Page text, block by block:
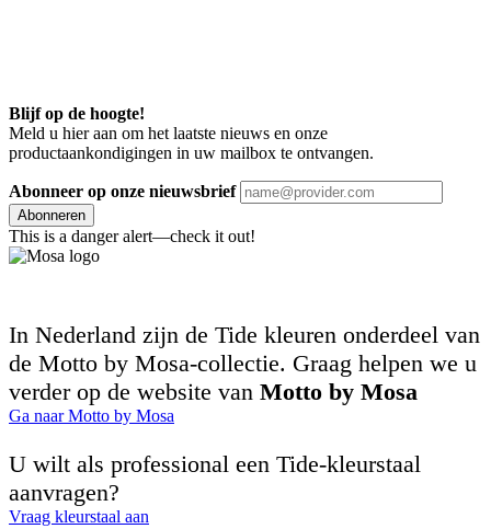
Blijf op de hoogte!
Meld u hier aan om het laatste nieuws en onze
productaankondigingen in uw mailbox te ontvangen.
Abonneer op onze nieuwsbrief
Abonneren
This is a danger alert—check it out!
In Nederland zijn de Tide kleuren onderdeel van
de Motto by Mosa-collectie. Graag helpen we u
verder op de website van Motto by Mosa
Ga naar Motto by Mosa
U wilt als professional een Tide-kleurstaal
aanvragen?
Vraag kleurstaal aan